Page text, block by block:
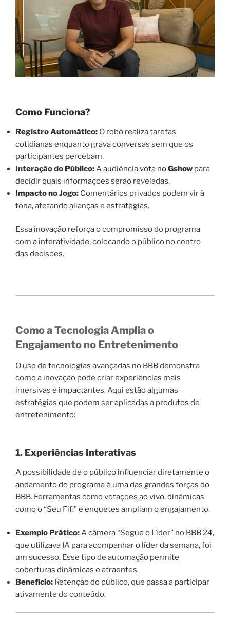
Como Funciona?
Registro Automático: O robô realiza tarefas
cotidianas enquanto grava conversas sem que os
participantes percebam.
Interação do Público:A audiência vota noGshow para
decidir quais informações serão reveladas.
Impacto no Jogo: Comentários privados podem vir à
tona, afetando alianças e estratégias.
Essa inovação reforça o compromisso do programa
com a interatividade, colocando o público no centro
das decisões.
Como a Tecnologia Amplia o
Engajamento no Entretenimento
O uso de tecnologias avançadas no BBB demonstra
como a inovação pode criar experiências mais
imersivas e impactantes. Aqui estão algumas
estratégias que podem ser aplicadas a produtos de
entretenimento:
1. Experiências Interativas
A possibilidade de o público influenciar diretamente o
andamento do programa é uma das grandes forças do
BBB. Ferramentas como votações ao vivo, dinâmicas
como o “Seu Fifi” e enquetes ampliam o engajamento.
Exemplo Prático:A câmera “Segue o Líder” no BBB 24,
que utilizava IA para acompanhar o líder da semana, foi
um sucesso. Esse tipo de automação permite
coberturas dinâmicas e atraentes.
Benefício: Retenção do público, que passa a participar
ativamente do conteúdo.